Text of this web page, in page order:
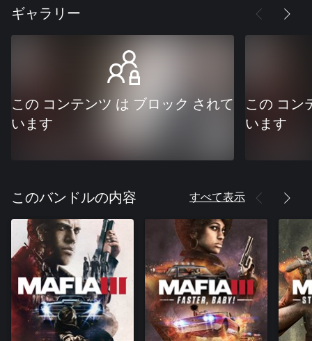
ギャラリー
この コンテンツ は ブロック されて
います
この コン
います
このバンドルの内容 すべて表示